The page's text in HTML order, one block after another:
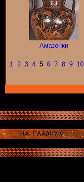
Амазонки
1 2 3 4 5 6 7 8 9 10